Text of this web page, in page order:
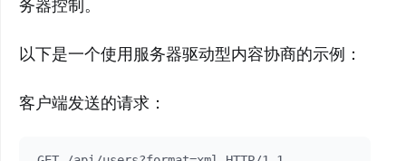
务器控制。
以下是一个使用服务器驱动型内容协商的示例：
客户端发送的请求：